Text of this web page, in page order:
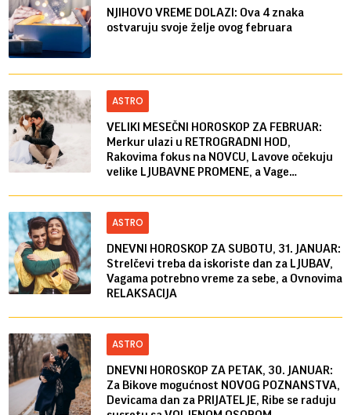
NJIHOVO VREME DOLAZI: Ova 4 znaka
ostvaruju svoje želje ovog februara
ASTRO
VELIKI MESEČNI HOROSKOP ZA FEBRUAR:
Merkur ulazi u RETROGRADNI HOD,
Rakovima fokus na NOVCU, Lavove očekuju
velike LJUBAVNE PROMENE, a Vage
ASTRO
DNEVNI HOROSKOP ZA SUBOTU, 31. JANUAR:
Strelčevi treba da iskoriste dan za LJUBAV,
Vagama potrebno vreme za sebe, a Ovnovima
RELAKSACIJA
ASTRO
DNEVNI HOROSKOP ZA PETAK, 30. JANUAR:
Za Bikove mogućnost NOVOG POZNANSTVA,
Devicama dan za PRIJATELJE, Ribe se raduju